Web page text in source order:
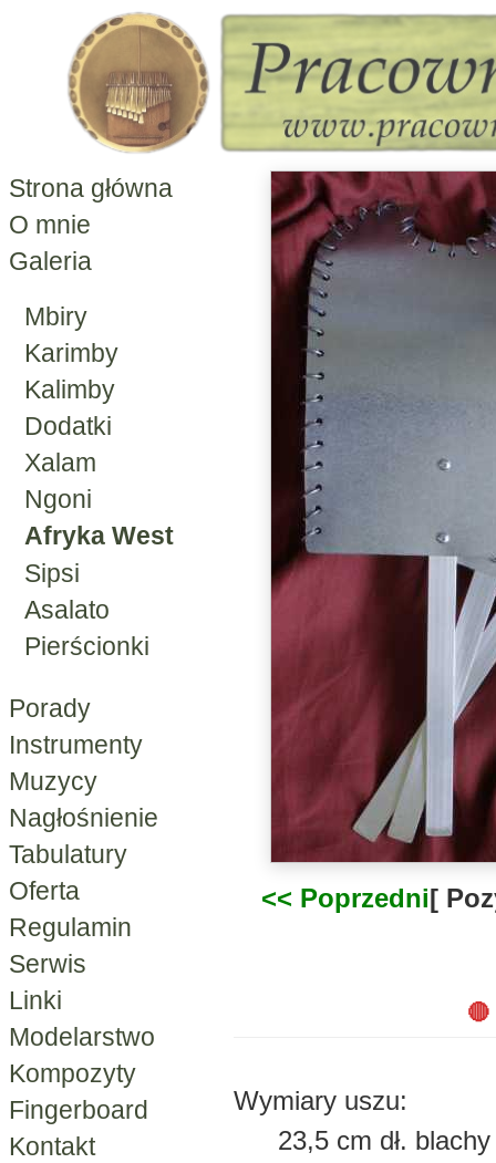
Strona główna
O mnie
Galeria
Mbiry
Karimby
Kalimby
Dodatki
Xalam
Ngoni
Afryka West
Sipsi
Asalato
Pierścionki
Porady
Instrumenty
Muzycy
Nagłośnienie
Tabulatury
Oferta
Regulamin
Serwis
Linki
Modelarstwo
Kompozyty
Fingerboard
Kontakt
<< Poprzedni[
🔴
Wymiary uszu:
23,5 cm dł. blachy